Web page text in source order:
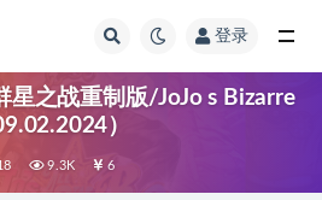
登录
星之战重制版/JoJo s Bizarre
）
9.3K 6